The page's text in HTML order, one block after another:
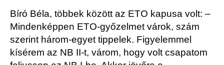
Bíró Béla, többek között az ETO kapusa volt: –
Mindenképpen ETO-győzelmet várok, szám
szerint három-egyet tippelek. Figyelemmel
kísérem az NB II-t, várom, hogy volt csapatom